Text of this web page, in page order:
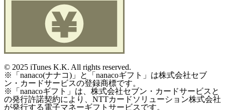
© 2025 iTunes K.K. All rights reserved.
※「nanaco(ナナコ)」と「nanacoギフト」は株式会社セブ
ン・カードサービスの登録商標です。
※「nanacoギフト」は、株式会社セブン・カードサービスと
の発行許諾契約により、NTTカードソリューション株式会社
が発行する電子マネーギフトサービスです。